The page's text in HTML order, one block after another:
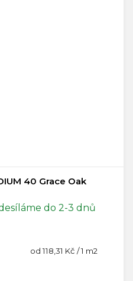
40 Grace Oak
do 2-3 dnů
Měrná
od 118,31 Kč / 1 m2